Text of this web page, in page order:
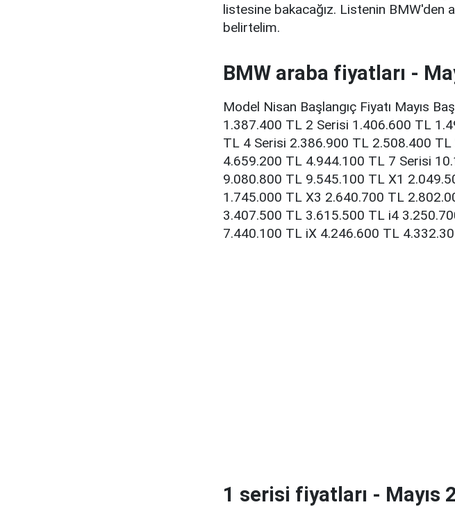
listesine bakacağız. Listenin BMW'den
belirtelim.
BMW araba fiyatları -
Model Nisan Başlangıç Fiyatı Mayıs
1.387.400 TL 2 Serisi 1.406.600 TL
TL 4 Serisi 2.386.900 TL 2.508.400
4.659.200 TL 4.944.100 TL 7 Serisi
9.080.800 TL 9.545.100 TL X1
1.745.000 TL X3 2.640.700 TL
3.407.500 TL 3.615.500 TL i4
7.440.100 TL iX 4.246.600 TL
1 serisi fiyatları - Mayıs